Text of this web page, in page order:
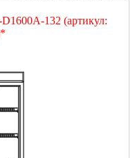
132 (артикул: